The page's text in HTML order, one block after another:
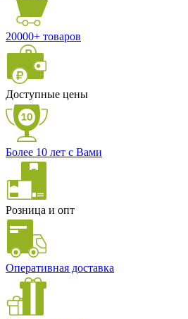
20000+ товаров
Доступные цены
Более 10 лет с Вами
Розница и опт
Оперативная доставка